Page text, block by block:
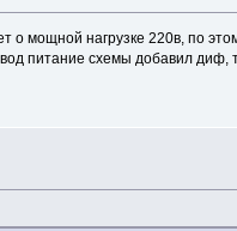
мощной нагрузке 220в, по
питание схемы добавил диф,